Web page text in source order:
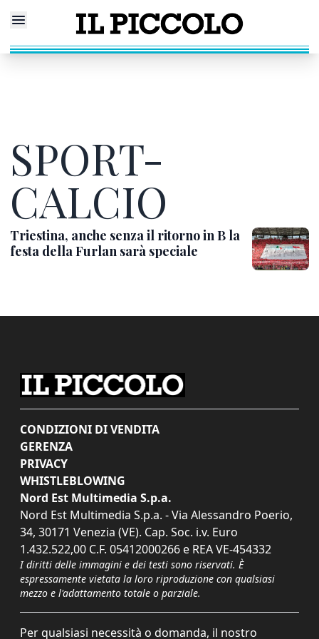
SPORT-
CALCIO
Triestina, anche senza il ritorno in B la
festa della Furlan sarà speciale
CONDIZIONI DI VENDITA
GERENZA
PRIVACY
WHISTLEBLOWING
Nord Est Multimedia S.p.a.
Nord Est Multimedia S.p.a. - Via Alessandro Poerio,
34, 30171 Venezia (VE). Cap. Soc. i.v. Euro
1.432.522,00 C.F. 05412000266 e REA VE-454332
I diritti delle immagini e dei testi sono riservati. È
espressamente vietata la loro riproduzione con qualsiasi
mezzo e l'adattamento totale o parziale.
Per qualsiasi necessità o domanda, il nostro